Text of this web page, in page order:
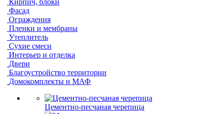
Кирпич, блоки
Фасад
Ограждения
Пленки и мембраны
Утеплитель
Сухие смеси
Интерьер и отделка
Двери
Благоустройство территории
Домокомплекты и МАФ
Цементно-песчаная черепица